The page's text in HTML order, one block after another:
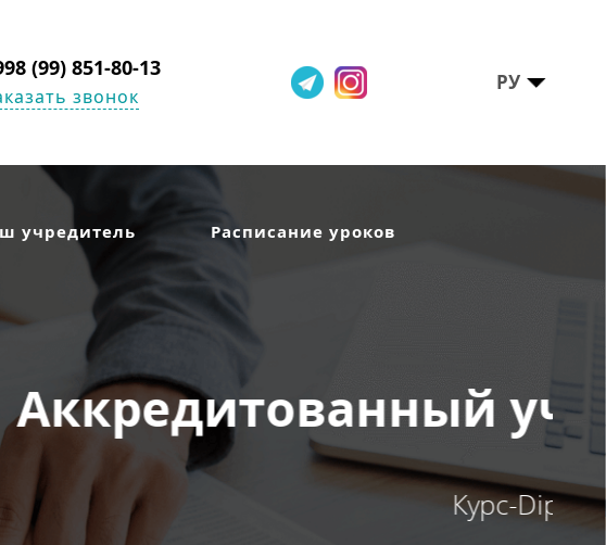
(99) 851-80-13
звонок
РУ
учредитель Расписание уроков
АССА (RLP)